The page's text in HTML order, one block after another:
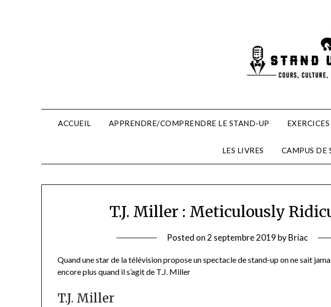
ACCUEIL APPRENDRE/COMPRENDRE LE STAND-UP
LES LIVRES CAMPUS DE
T.J. Miller : Meticulously
Posted on 2 septembre 2019 byBriac
Quand une star de la télévision propose un spectacle de stand-up on ne sait
encore plus quand il s’agit de T.J. Miller
T.J. Miller